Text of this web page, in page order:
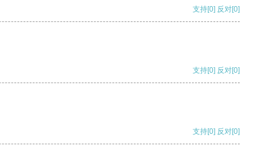
支持[0] 反对[0]
支持[0] 反对[0]
支持[0] 反对[0]